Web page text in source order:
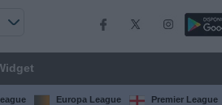
Europa League Premier League